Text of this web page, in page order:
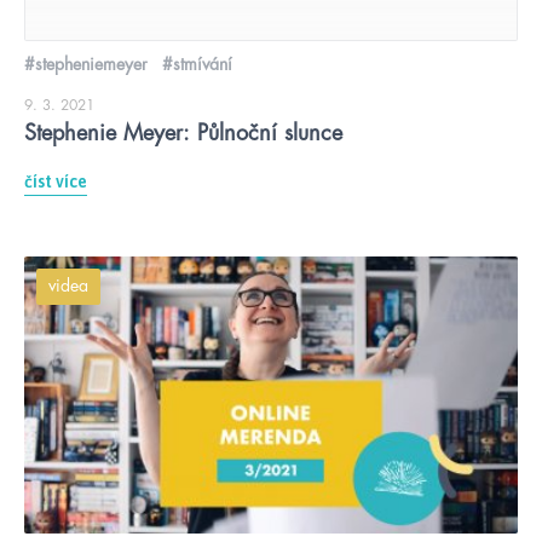
#stepheniemeyer #stmívání
9. 3. 2021
Stephenie Meyer: Půlnoční slunce
číst více
videa